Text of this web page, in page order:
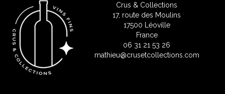
Crus & Collections
17, route des Moulins
17500 Léoville
France
06 31 21 53 26
mathieu@crusetcollections.com